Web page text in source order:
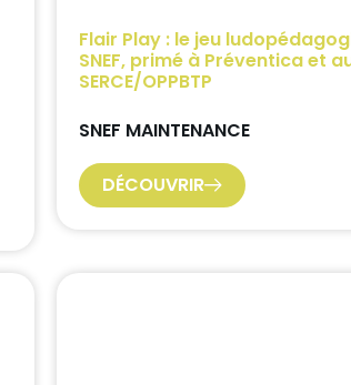
Flair Play : le jeu
SNEF, primé à Préventica et
SERCE/OPPBTP
SNEF MAINTENANCE
DÉCOUVRIR